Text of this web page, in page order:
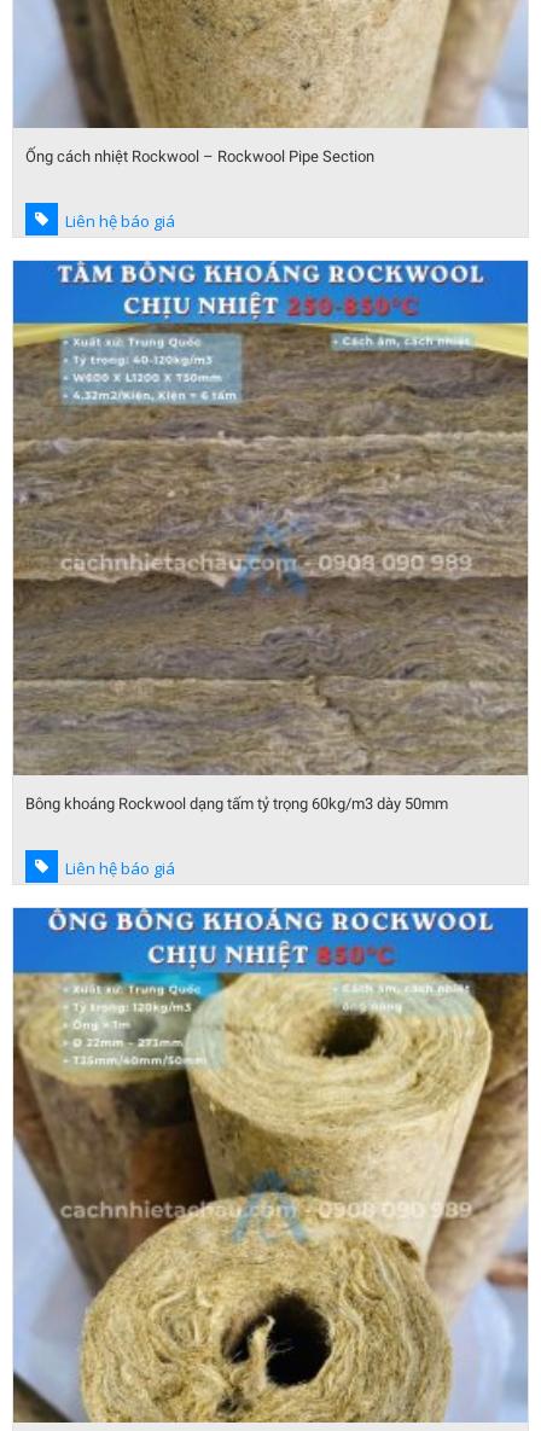
Ống cách nhiệt Rockwool – Rockwool Pipe Section
Liên hệ báo giá
Bông khoáng Rockwool dạng tấm tỷ trọng 60kg/m3 dày 50mm
Liên hệ báo giá